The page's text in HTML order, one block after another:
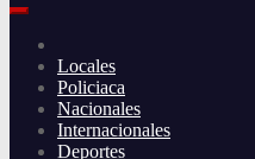
Locales
Policiaca
Nacionales
Internacionales
Deportes